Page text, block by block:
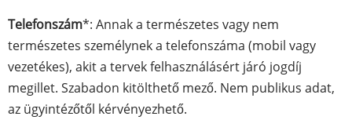
Telefonszám*: Annak a természetes vagy nem
természetes személynek a telefonszáma (mobil vagy
vezetékes), akit a tervek felhasználásért járó jogdíj
megillet. Szabadon kitölthető mező. Nem publikus adat,
az ügyintézőtől kérvényezhető.